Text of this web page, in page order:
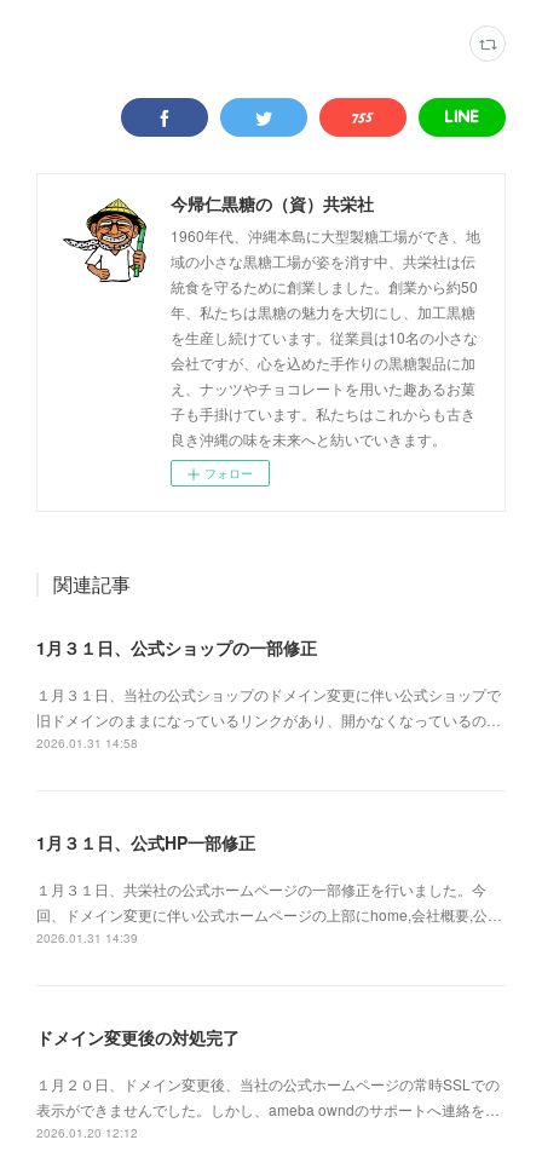
今帰仁黒糖の（資）共栄社
1960年代、沖縄本島に大型製糖工場ができ、地
域の小さな黒糖工場が姿を消す中、共栄社は伝
統食を守るために創業しました。創業から約50
年、私たちは黒糖の魅力を大切にし、加工黒糖
を生産し続けています。従業員は10名の小さな
会社ですが、心を込めた手作りの黒糖製品に加
え、ナッツやチョコレートを用いた趣あるお菓
子も手掛けています。私たちはこれからも古き
良き沖縄の味を未来へと紡いでいきます。
フォロー
関連記事
1月３１日、公式ショップの一部修正
１月３１日、当社の公式ショップのドメイン変更に伴い公式ショップで
旧ドメインのままになっているリンクがあり、開かなくなっているの…
2026.01.31 14:58
1月３１日、公式HP一部修正
１月３１日、共栄社の公式ホームページの一部修正を行いました。今
回、ドメイン変更に伴い公式ホームページの上部にhome,会社概要,公…
2026.01.31 14:39
ドメイン変更後の対処完了
１月２０日、ドメイン変更後、当社の公式ホームページの常時SSLでの
表示ができませんでした。しかし、ameba owndのサポートへ連絡を…
2026.01.20 12:12